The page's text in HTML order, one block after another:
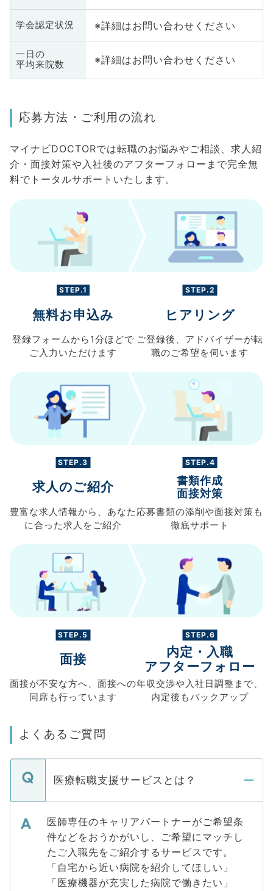
学会認定状況 ※詳細はお問い合わせください
一日の
平均来院数
※詳細はお問い合わせください
応募方法・ご利用の流れ
マイナビDOCTORでは転職のお悩みやご相談、求人紹
介・面接対策や入社後のアフターフォローまで完全無
料でトータルサポートいたします。
STEP.1
無料お申込み
登録フォームから 1分ほどで
ご入力 いただけます
STEP.2
ヒアリング
ご登録後、 アドバイザーが転
職のご希望を伺います
STEP.3
求人のご紹介
豊富な求人情報から、 あなた
に合った求人を ご紹介
STEP.4
書類作成
面接対策
応募書類の添削や面接対策も
徹底サポート
STEP.5
面接
面接が不安な方へ、 面接への
同席も行っています
STEP.6
内定・入職
アフターフォロー
年収交渉や入社日調整まで、
内定後もバックアップ
よくあるご質問
医療転職支援サービスとは？
医師専任のキャリアパートナーがご希望条
件などをおうかがいし、ご希望にマッチし
たご入職先をご紹介するサービスです。
「自宅から近い病院を紹介してほしい」
「医療機器が充実した病院で働きたい」